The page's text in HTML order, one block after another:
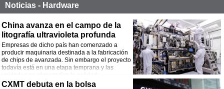
Noticias - Hardware
China avanza en el campo de la
litografía ultravioleta profunda
Empresas de dicho país han comenzado a
producir maquinaria destinada a la fabricación
de chips de avanzada. Sin embargo el proyecto
todavía está en una etapa temprana y las
unidades no alcanzarían la calidad
internacional.
CXMT debuta en la bolsa